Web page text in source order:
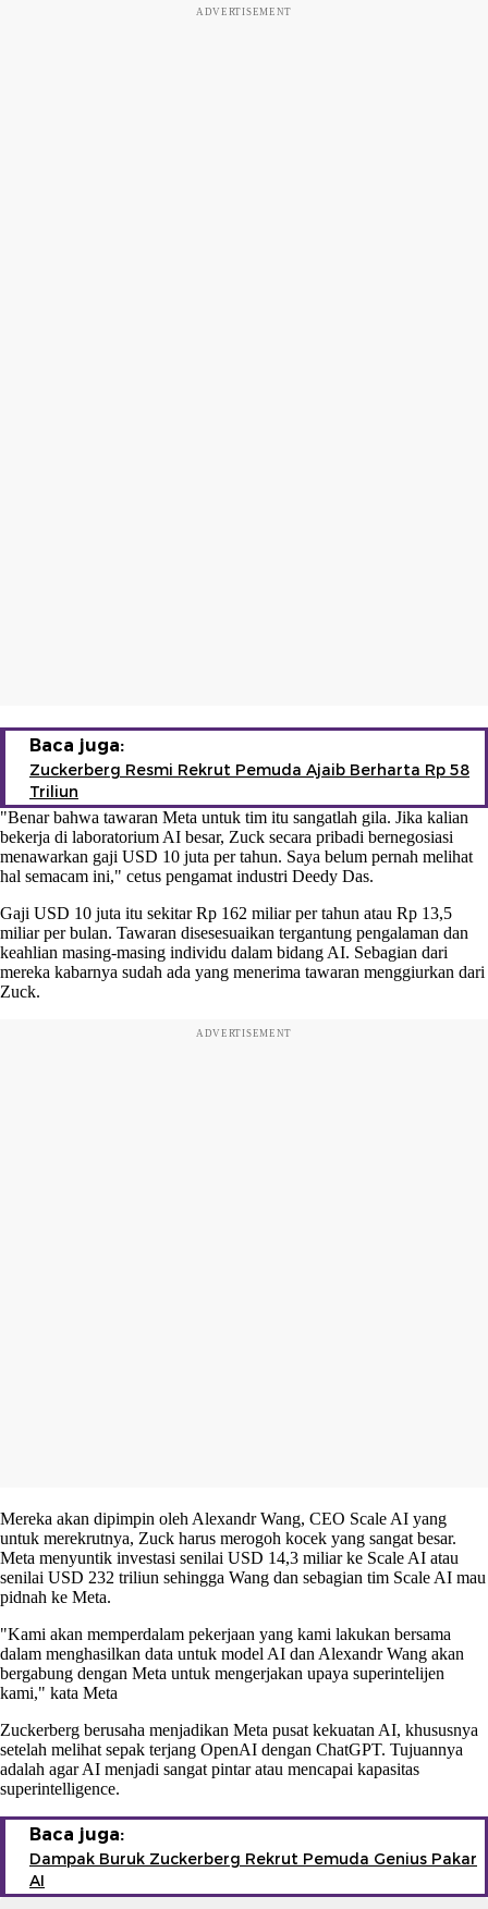
ADVERTISEMENT
Baca juga:
Zuckerberg Resmi Rekrut Pemuda Ajaib Berharta Rp 58
Triliun
"Benar bahwa tawaran Meta untuk tim itu sangatlah gila. Jika kalian
bekerja di laboratorium AI besar, Zuck secara pribadi bernegosiasi
menawarkan gaji USD 10 juta per tahun. Saya belum pernah melihat
hal semacam ini," cetus pengamat industri Deedy Das.
Gaji USD 10 juta itu sekitar Rp 162 miliar per tahun atau Rp 13,5
miliar per bulan. Tawaran disesesuaikan tergantung pengalaman dan
keahlian masing-masing individu dalam bidang AI. Sebagian dari
mereka kabarnya sudah ada yang menerima tawaran menggiurkan dari
Zuck.
ADVERTISEMENT
Mereka akan dipimpin oleh Alexandr Wang, CEO Scale AI yang
untuk merekrutnya, Zuck harus merogoh kocek yang sangat besar.
Meta menyuntik investasi senilai USD 14,3 miliar ke Scale AI atau
senilai USD 232 triliun sehingga Wang dan sebagian tim Scale AI mau
pidnah ke Meta.
"Kami akan memperdalam pekerjaan yang kami lakukan bersama
dalam menghasilkan data untuk model AI dan Alexandr Wang akan
bergabung dengan Meta untuk mengerjakan upaya superintelijen
kami," kata Meta
Zuckerberg berusaha menjadikan Meta pusat kekuatan AI, khususnya
setelah melihat sepak terjang OpenAI dengan ChatGPT. Tujuannya
adalah agar AI menjadi sangat pintar atau mencapai kapasitas
superintelligence.
Baca juga:
Dampak Buruk Zuckerberg Rekrut Pemuda Genius Pakar
AI